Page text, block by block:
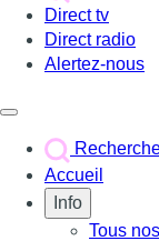
Direct tv
Direct radio
Alertez-nous
Accueil
Info
Tous